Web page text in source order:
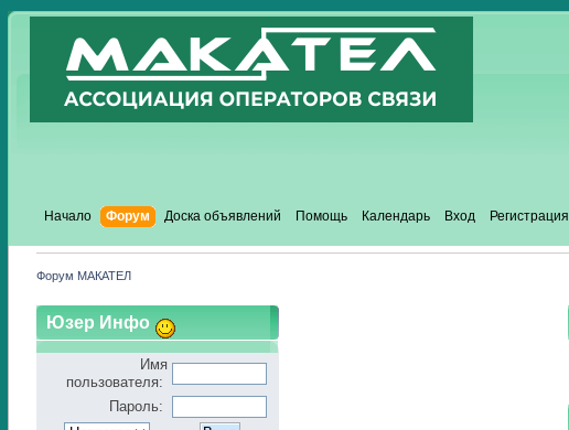
Начало Форум Доска объявлений Помощь Календарь Вход Регистрация
Форум МАКАТЕЛ
Юзер Инфо
Имя
пользователя:
Пароль: